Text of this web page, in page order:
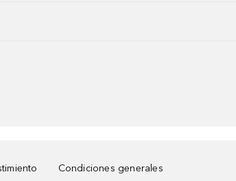
Condiciones generales